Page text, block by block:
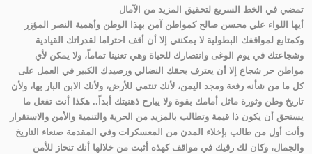
تمضي في الخط السريع لتحقيق المزيد من الآمال
أيها اللواء علي محسن صالح كمواطن آمن بهذا الوطن وأهمية النصر المؤزر
وكمتابع لمواقفك البطولية لا يمكنني إلا أن أقف احتراما لقدراتك القيادية
وشجاعتك في يوم الوغى وانتصارك للحياة وهي تعنينا تماماً، ولا يمكن لأي
مواطن حر شجاع إلا أن يعترف بحقك النضالي ورصيدك الكبير في العمل على
كل ما من شأنه رفعة ومجد اليمن، لأنك تنتمي للأرض، ولأنك الابن البار بها، ولأن
تاريخ وطن وثورة ماثل أمامك بقوة ولا يبارح ذهنيتك أبداً.. هكذا أنت تفعل ما
يستحق أن يكون ذا قيمة وتطالب بالمزيد من الحرية والتنمية والأمن والاستقرار
وأنت أول من طالب بإخلاء المدن من المعسكرات وفي المقدمة صنعاء التاريخ
والجمال، وكان لك رقيك في مواقف كهذه أثبت من خلالها أنك تنحاز للأمن